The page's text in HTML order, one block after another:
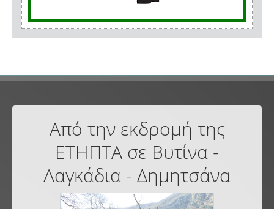
Από την εκδρομή της
ΕΤΗΠΤΑ σε Βυτίνα -
Λαγκάδια - Δημητσάνα